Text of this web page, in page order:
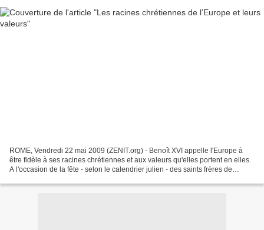
ROME, Vendredi 22 mai 2009 (ZENIT.org) - Benoît XVI appelle l'Europe à
être fidèle à ses racines chrétiennes et aux valeurs qu'elles portent en elles.
A l'occasion de la fête - selon le calendrier julien - des saints frères de